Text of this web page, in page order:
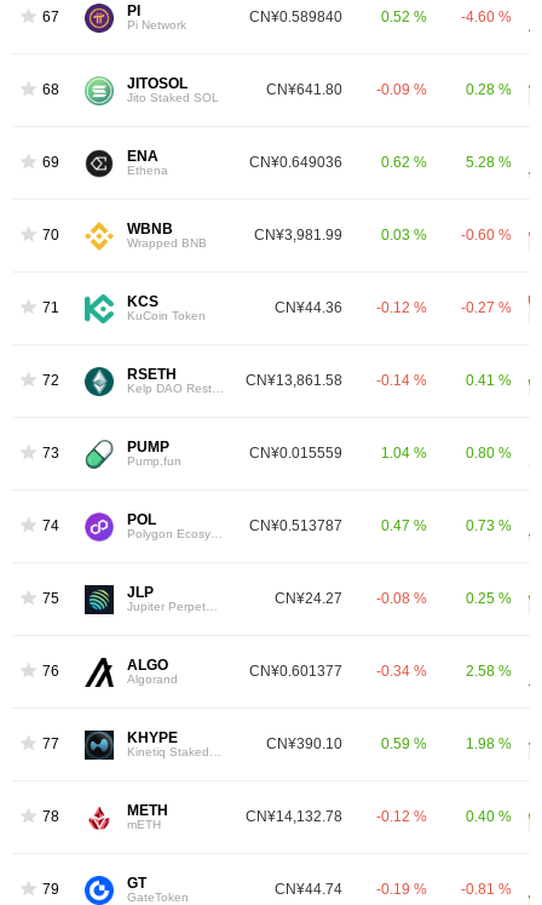
67 PI
Pi Network CN¥0.589840 0.52 % -4.60 %
68 JITOSOL
Jito Staked SOL CN¥641.80 -0.09 % 0.28 %
69 ENA
Ethena CN¥0.649036 0.62 % 5.28 %
70 WBNB
Wrapped BNB CN¥3,981.99 0.03 % -0.60 %
71 KCS
KuCoin Token CN¥44.36 -0.12 % -0.27 %
72 RSETH CN¥13,861.58 -0.14 % 0.41 %
73 PUMP
Pump.fun CN¥0.015559 1.04 % 0.80 %
74 POL CN¥0.513787 0.47 % 0.73 %
75 JLP CN¥24.27 -0.08 % 0.25 %
76 ALGO
Algorand CN¥0.601377 -0.34 % 2.58 %
77 KHYPE CN¥390.10 0.59 % 1.98 %
78 METH
mETH CN¥14,132.78 -0.12 % 0.40 %
79 GT
GateToken CN¥44.74 -0.19 % -0.81 %